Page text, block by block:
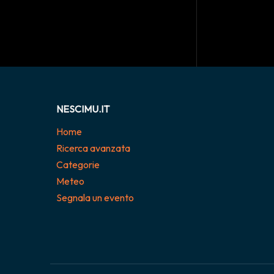
NESCIMU.IT
Home
Ricerca avanzata
Categorie
Meteo
Segnala un evento